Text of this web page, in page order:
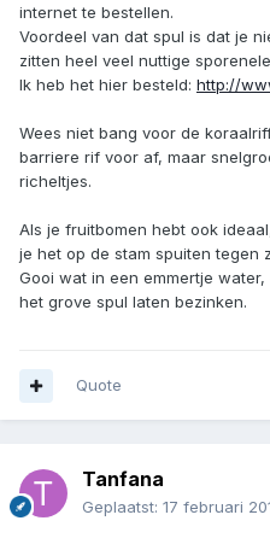
internet te bestellen.
Voordeel van dat spul is dat je
zitten heel veel nuttige
Ik heb het hier besteld: http://
Wees niet bang voor de
barriere rif voor af, maar
richeltjes.
Als je fruitbomen hebt ook
je het op de stam spuiten tegen
Gooi wat in een emmertje
het grove spul laten bezinken.
Quote
Tanfana
Geplaatst: 17 februari